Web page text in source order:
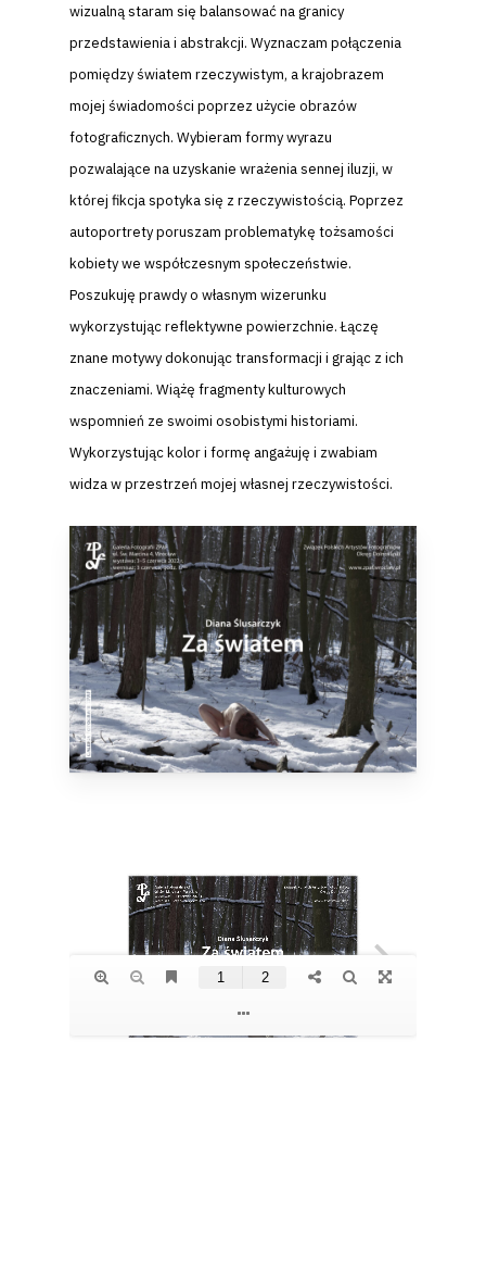
wizualną staram się balansować na granicy
przedstawienia i abstrakcji. Wyznaczam połączenia
pomiędzy światemrzeczywistym, a krajobrazem
mojej świadomości poprzez użycie obrazów
fotograficznych. Wybieram formy wyrazu
pozwalające na uzyskanie wrażenia sennej iluzji, w
której fikcja spotyka się z rzeczywistością. Poprzez
autoportrety poruszam problematykę tożsamości
kobiety we współczesnymspołeczeństwie.
Poszukuję prawdy o własnym wizerunku
wykorzystującreflektywne powierzchnie. Łączę
znane motywy dokonując transformacjii grając z ich
znaczeniami. Wiążę fragmenty kulturowych
wspomnień ze swoimi osobistymi historiami.
Wykorzystując kolor i formę angażuję i zwabiam
widza w przestrzeń mojej własnej rzeczywistości.